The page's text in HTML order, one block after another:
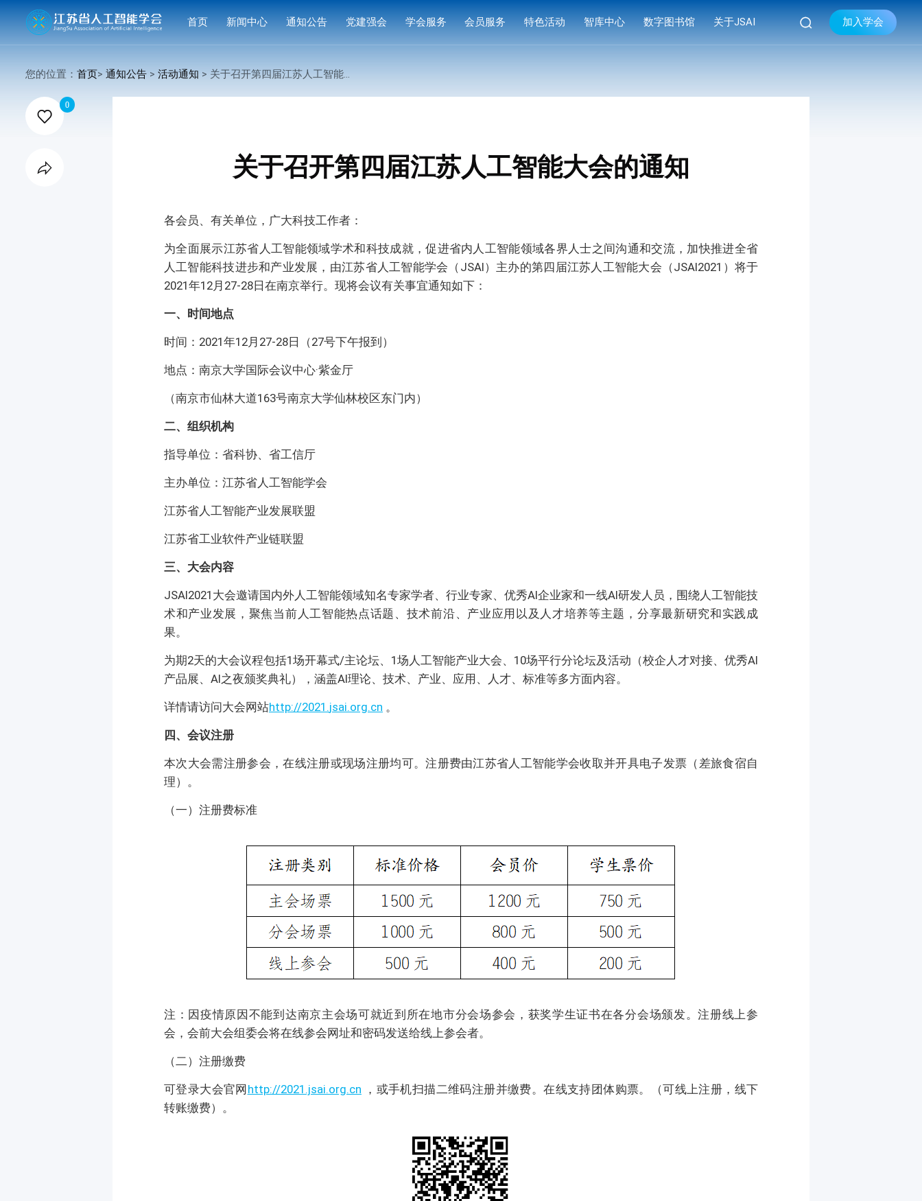
首页 新闻中心
赛事活动
科技服务
科普培训
通知公告 党建强会 学会服务
标准编制
供需对接
会员服务
会费标准
会员风采
特色活动 智库中心 数字图书馆 关于JSAI  加入学会
您的位置：首页>通知公告 >活动通知 > 关于召开第四届江苏人工智能大会的通知

0
 关于召开第四届江苏人工智能大会的通知
各会员、有关单位，广大科技工作者：
为全面展示江苏省人工智能领域学术和科技成就，促进省内人工智能领域各界人士之间沟通和交流，加快推进全省
人工智能科技进步和产业发展，由江苏省人工智能学会（JSAI）主办的第四届江苏人工智能大会（JSAI2021）将于
2021年12月27-28日在南京举行。现将会议有关事宜通知如下：
一、时间地点
时间：2021年12月27-28日（27号下午报到）
地点：南京大学国际会议中心·紫金厅
（南京市仙林大道163号南京大学仙林校区东门内）
二、组织机构
指导单位：省科协、省工信厅
主办单位：江苏省人工智能学会
江苏省人工智能产业发展联盟
江苏省工业软件产业链联盟
三、大会内容
JSAI2021大会邀请国内外人工智能领域知名专家学者、行业专家、优秀AI企业家和一线AI研发人员，围绕人工智能技
术和产业发展，聚焦当前人工智能热点话题、技术前沿、产业应用以及人才培养等主题，分享最新研究和实践成
果。
为期2天的大会议程包括1场开幕式/主论坛、1场人工智能产业大会、10场平行分论坛及活动（校企人才对接、优秀AI
产品展、AI之夜颁奖典礼），涵盖AI理论、技术、产业、应用、人才、标准等多方面内容。
详情请访问大会网站http://2021.jsai.org.cn 。
四、会议注册
本次大会需注册参会，在线注册或现场注册均可。注册费由江苏省人工智能学会收取并开具电子发票（差旅食宿自
理）。
（一）注册费标准
注：因疫情原因不能到达南京主会场可就近到所在地市分会场参会，获奖学生证书在各分会场颁发。注册线上参
会，会前大会组委会将在线参会网址和密码发送给线上参会者。
（二）注册缴费
可登录大会官网 http://2021 .jsai.org.cn ，或手机扫描二维码注册并缴费。在线支持团体购票。（可线上注册，线下
转账缴费）。